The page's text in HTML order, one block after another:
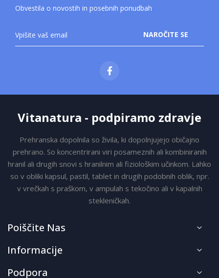
Obvestila o novostih in posebnih ponudbah
se
NAROČITE SE
Poiščite Nas
Vitanatura - podpiramo zdravje
Prehranska dopolnila so živila, ki dopolnjujejo običajno
prehrano. So koncentrirani viri posameznih ali kombiniranih
hranil ali drugih snovi s hranilnim ali fiziološkim učinkom. Lahko
so v obliki kapsul, pastil, tablet in drugih podobnih oblik, npr.
v vrečkah s praškom, v ampulah s tekočino ali v kapalnih
stekleničkah.
Informacije
Podpora